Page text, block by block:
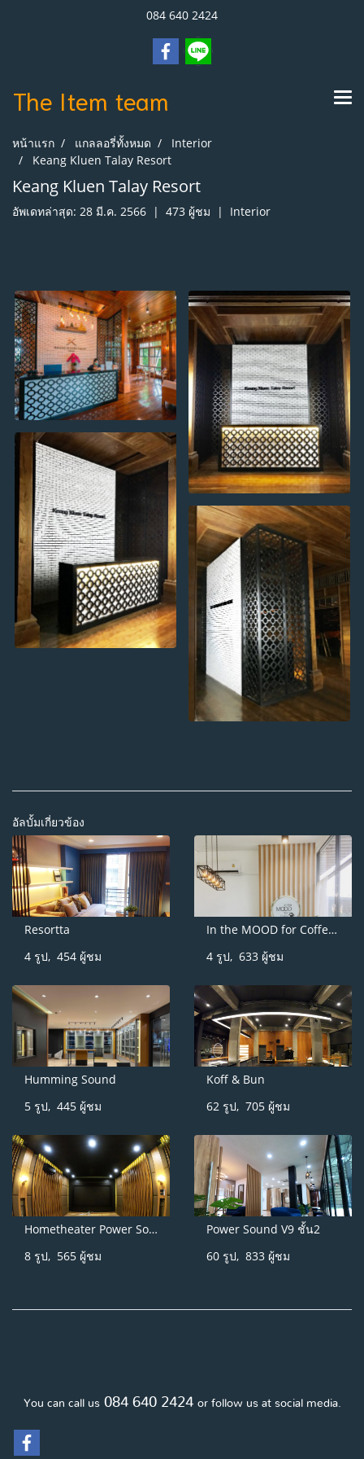
084 640 2424
The Item team
หน้าแรก แกลลอรี่ทั้งหมด
Interior
Keang Kluen Talay Resort
Keang Kluen Talay Resort
อัพเดทล่าสุด: 28 มี.ค. 2566 | 473 ผู้ชม | Interior
อัลบั้มเกี่ยวข้อง
Resortta
4 รูป, 454 ผู้ชม
In the MOOD for Coffee บางบัวทอง
4 รูป, 633 ผู้ชม
Humming Sound
5 รูป, 445 ผู้ชม
Koff & Bun
62 รูป, 705 ผู้ชม
Hometheater Power Sound V9
8 รูป, 565 ผู้ชม
Power Sound V9 ชั้น2
60 รูป, 833 ผู้ชม
You can call us084 640 2424 or follow us at social media.